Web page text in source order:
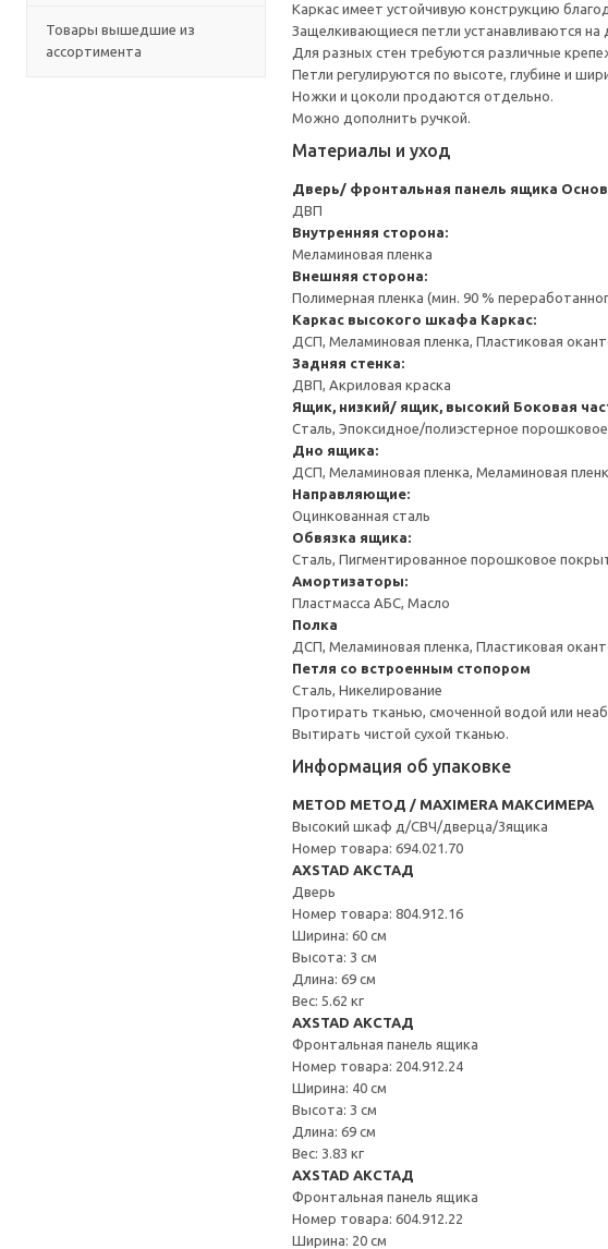
Товары вышедшие из
ассортимента
Каркас имеет устойчивую конструкцию
Защелкивающиеся петли устанавливаются на
Для разных стен требуются различные
Петли регулируются по высоте, глубине и
Ножки и цоколи продаются отдельно.
Можно дополнить ручкой.
Материалы и уход
Дверь/ фронтальная панель ящика
ДВП
Внутренняя сторона:
Меламиновая пленка
Внешняя сторона:
Полимерная пленка (мин. 90 %
Каркас высокого шкафа Каркас:
ДСП, Меламиновая пленка, Пластиковая
Задняя стенка:
ДВП, Акриловая краска
Ящик, низкий/ ящик, высокий Боковая
Сталь, Эпоксидное/полиэстерное
Дно ящика:
ДСП, Меламиновая пленка, Меламиновая
Направляющие:
Оцинкованная сталь
Обвязка ящика:
Сталь, Пигментированное порошковое
Амортизаторы:
Пластмасса АБС, Масло
Полка
ДСП, Меламиновая пленка, Пластиковая
Петля со встроенным стопором
Сталь, Никелирование
Протирать тканью, смоченной водой или
Вытирать чистой сухой тканью.
Информация об упаковке
METOD МЕТОД / MAXIMERA МАКСИМЕРА
Высокий шкаф д/СВЧ/дверца/3ящика
Номер товара: 694.021.70
AXSTAD АКСТАД
Дверь
Номер товара: 804.912.16
Ширина: 60 см
Высота: 3 см
Длина: 69 см
Вес: 5.62 кг
AXSTAD АКСТАД
Фронтальная панель ящика
Номер товара: 204.912.24
Ширина: 40 см
Высота: 3 см
Длина: 69 см
Вес: 3.83 кг
AXSTAD АКСТАД
Фронтальная панель ящика
Номер товара: 604.912.22
Ширина: 20 см